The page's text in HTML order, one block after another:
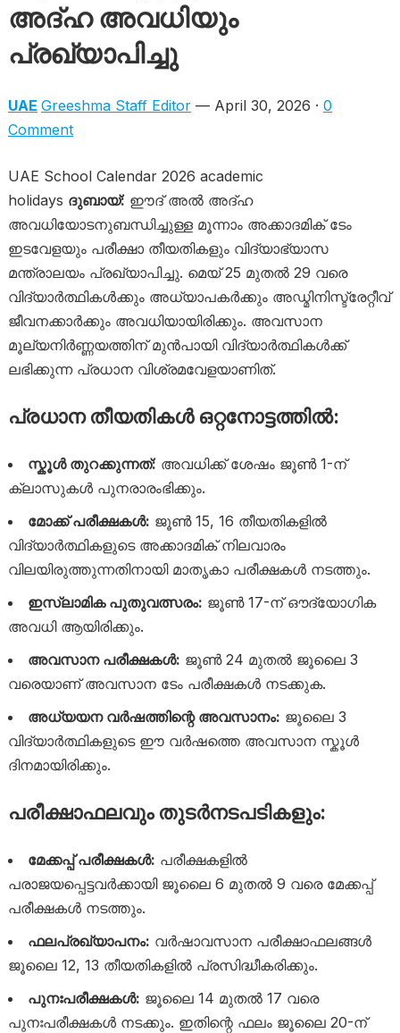
അദ്ഹ അവധിയും
പ്രഖ്യാപിച്ചു
UAE Greeshma Staff Editor— April 30, 2026 · 0
Comment
UAE School Calendar 2026 academic
holidays ദുബായ്: ഈദ് അൽ അദ്ഹ
അവധിയോടനുബന്ധിച്ചുള്ള മൂന്നാം അക്കാദമിക് ടേം
ഇടവേളയും പരീക്ഷാ തീയതികളും വിദ്യാഭ്യാസ
മന്ത്രാലയം പ്രഖ്യാപിച്ചു. മെയ് 25 മുതൽ 29 വരെ
വിദ്യാർത്ഥികൾക്കും അധ്യാപകർക്കും അഡ്മിനിസ്ട്രേറ്റീവ്
ജീവനക്കാർക്കും അവധിയായിരിക്കും. അവസാന
മൂല്യനിർണ്ണയത്തിന് മുൻപായി വിദ്യാർത്ഥികൾക്ക്
ലഭിക്കുന്ന പ്രധാന വിശ്രമവേളയാണിത്.
പ്രധാന തീയതികൾ ഒറ്റനോട്ടത്തിൽ:
സ്കൂൾ തുറക്കുന്നത്: അവധിക്ക് ശേഷം ജൂൺ 1-ന്
ക്ലാസുകൾ പുനരാരംഭിക്കും.
മോക്ക് പരീക്ഷകൾ: ജൂൺ 15, 16 തീയതികളിൽ
വിദ്യാർത്ഥികളുടെ അക്കാദമിക് നിലവാരം
വിലയിരുത്തുന്നതിനായി മാതൃകാ പരീക്ഷകൾ നടത്തും.
ഇസ്ലാമിക പുതുവത്സരം: ജൂൺ 17-ന് ഔദ്യോഗിക
അവധി ആയിരിക്കും.
അവസാന പരീക്ഷകൾ: ജൂൺ 24 മുതൽ ജൂലൈ 3
വരെയാണ് അവസാന ടേം പരീക്ഷകൾ നടക്കുക.
അധ്യയന വർഷത്തിന്റെ അവസാനം: ജൂലൈ 3
വിദ്യാർത്ഥികളുടെ ഈ വർഷത്തെ അവസാന സ്കൂൾ
ദിനമായിരിക്കും.
പരീക്ഷാഫലവും തുടർനടപടികളും:
മേക്കപ്പ് പരീക്ഷകൾ: പരീക്ഷകളിൽ
പരാജയപ്പെട്ടവർക്കായി ജൂലൈ 6 മുതൽ 9 വരെ മേക്കപ്പ്
പരീക്ഷകൾ നടത്തും.
ഫലപ്രഖ്യാപനം: വർഷാവസാന പരീക്ഷാഫലങ്ങൾ
ജൂലൈ 12, 13 തീയതികളിൽ പ്രസിദ്ധീകരിക്കും.
പുനഃപരീക്ഷകൾ: ജൂലൈ 14 മുതൽ 17 വരെ
പുനഃപരീക്ഷകൾ നടക്കും. ഇതിന്റെ ഫലം ജൂലൈ 20-ന്